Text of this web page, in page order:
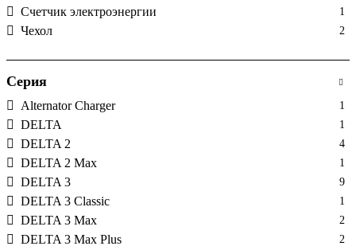
Счетчик электроэнергии 1
Чехол 2
Серия
Alternator Charger 1
DELTA 1
DELTA 2 4
DELTA 2 Max 1
DELTA 3 9
DELTA 3 Classic 1
DELTA 3 Max 2
DELTA 3 Max Plus 2